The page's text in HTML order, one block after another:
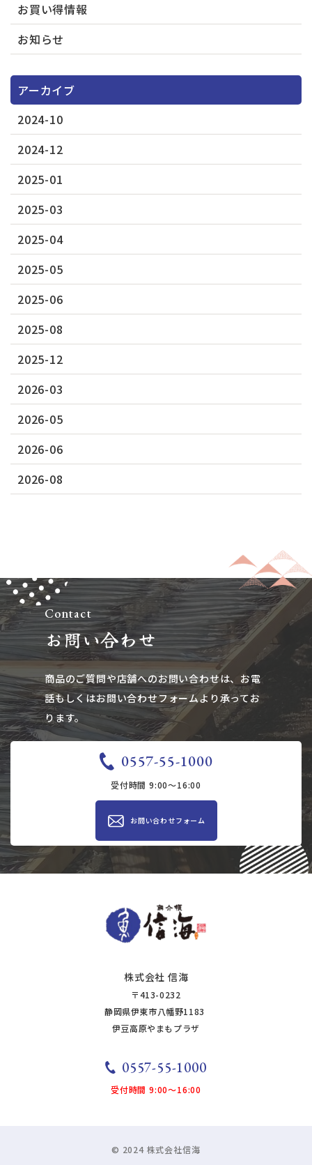
お買い得情報
お知らせ
アーカイブ
2024-10
2024-12
2025-01
2025-03
2025-04
2025-05
2025-06
2025-08
2025-12
2026-03
2026-05
2026-06
2026-08
Contact
お問い合わせ
商品のご質問や店舗へのお問い合わせは、​​​​​​​お電
話もしくはお問い合わせフォームより承ってお
ります。
0557-55-1000
受付時間 9:00～16:00
お問い合わせ​​フォーム
株式会社 信海
〒413-0232
静岡県伊東市八幡野1183
​​​​​​​​​​​​伊豆高原やまもプラザ
0557-55-1000
受付時間 9:00～16:00
© 2024 株式会社信海